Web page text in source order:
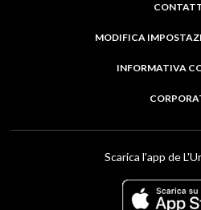
MODIFICA
INFORMATIVA
Scarica l'app de